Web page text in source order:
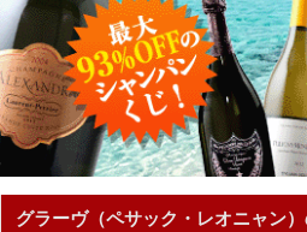
グラーヴ（ペサック・レオニ
フランス屈指の銘醸地として知られ
す地域が「ぺサック・レオニャン」
この地域には数々の著名なシャトー
こちらでは、そんなグラーヴ地区、
グラーヴ（ペサック・レオニャン
グラーヴ（ペサック・レオニャン